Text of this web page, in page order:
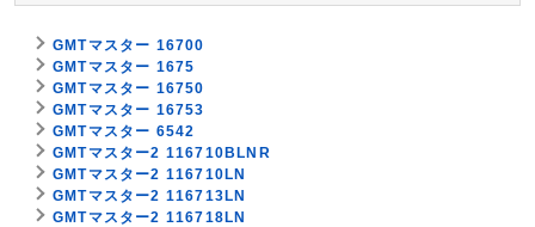
GMTマスター 16700
GMTマスター 1675
GMTマスター 16750
GMTマスター 16753
GMTマスター 6542
GMTマスター2 116710BLNR
GMTマスター2 116710LN
GMTマスター2 116713LN
GMTマスター2 116718LN